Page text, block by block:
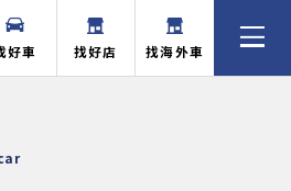
好車 找好店 找海外車